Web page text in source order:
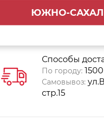
ЮЖНО-
Способы
По городу:
Самовывоз:
стр.15